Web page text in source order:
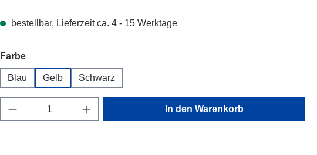
bestellbar, Lieferzeit ca. 4 - 15 Werktage
Farbeauswählen
Blau Gelb Schwarz
Produkt Anzahl: Gib den gewünschten Wert ein
In den Warenkorb